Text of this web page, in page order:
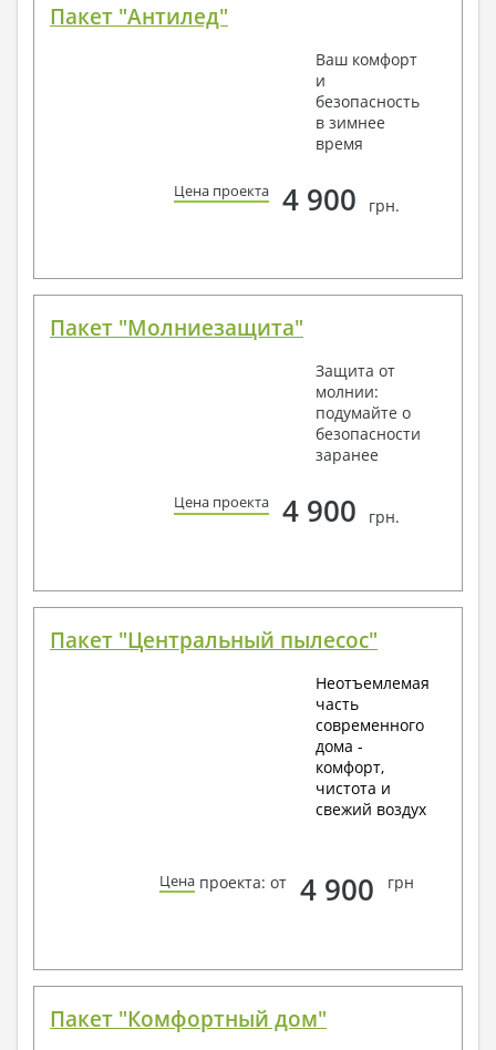
Пакет "Антилед"
Ваш комфорт
и
безопасность
в зимнее
время
Цена проекта 4 900 грн.
Пакет "Молниезащита"
Защита от
молнии:
подумайте о
безопасности
заранее
Цена проекта 4 900 грн.
Пакет "Центральный пылесос"
Неотъемлемая
часть
современного
дома -
комфорт,
чистота и
свежий воздух
Цена проекта: от 4 900 грн
Пакет "Комфортный дом"